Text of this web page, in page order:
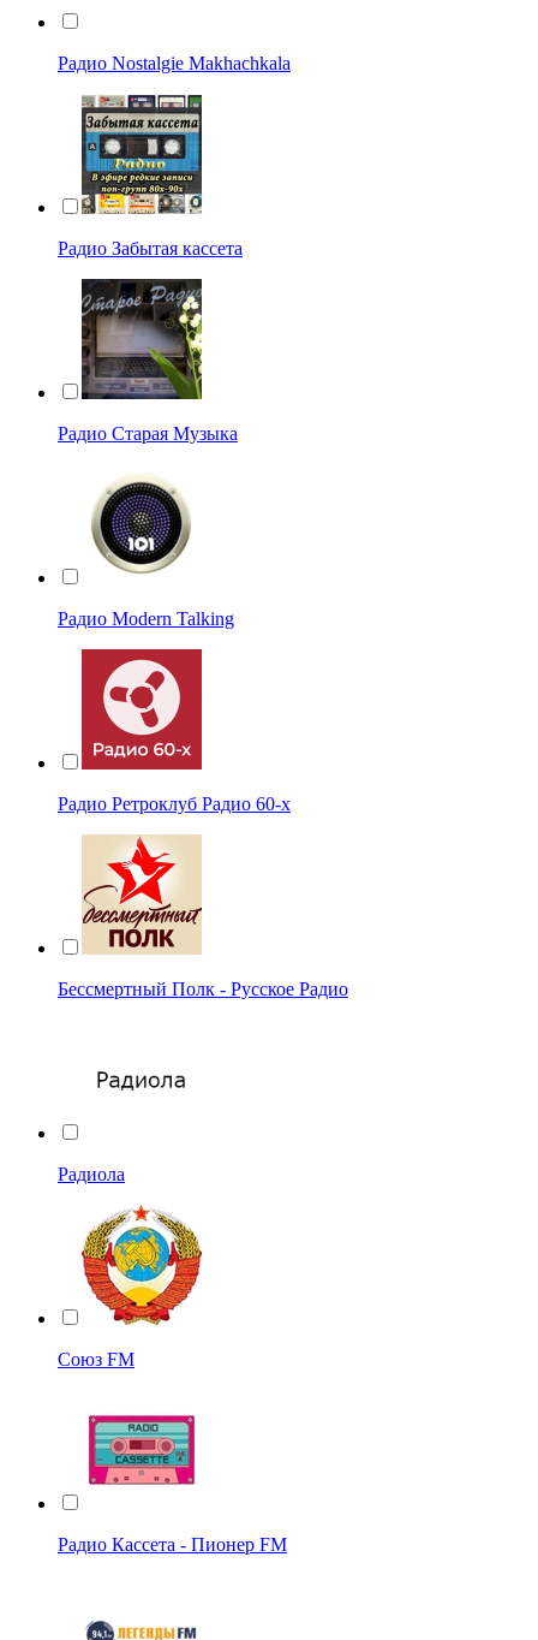
Радио Nostalgie Makhachkala
Радио Забытая кассета
Радио Старая Музыка
Радио Modern Talking
Радио Ретроклуб Радио 60-х
Бессмертный Полк - Русское Радио
Радиола
Союз FM
Радио Кассета - Пионер FM